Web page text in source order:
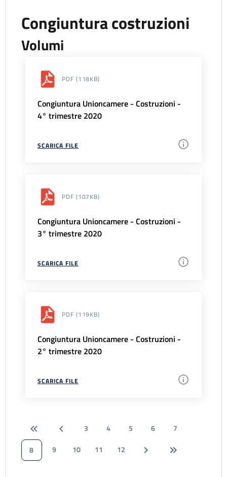
Congiuntura costruzioni
Volumi
PDF (118KB)
Congiuntura Unioncamere - Costruzioni -
4° trimestre 2020
SCARICA FILE
PDF (107KB)
Congiuntura Unioncamere - Costruzioni -
3° trimestre 2020
SCARICA FILE
PDF (119KB)
Congiuntura Unioncamere - Costruzioni -
2° trimestre 2020
SCARICA FILE
3 4 5 6
7
8
9 10 11 12